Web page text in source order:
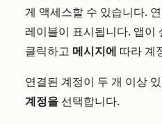
게 액세스할 수 있습니다.
레이블이 표시됩니다. 앱이
클릭하고 메시지에 따라 계
연결된 계정이 두 개 이상
계정을 선택합니다.